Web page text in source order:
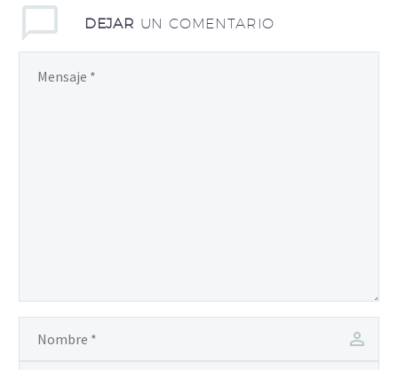
DEJAR UN COMENTARIO